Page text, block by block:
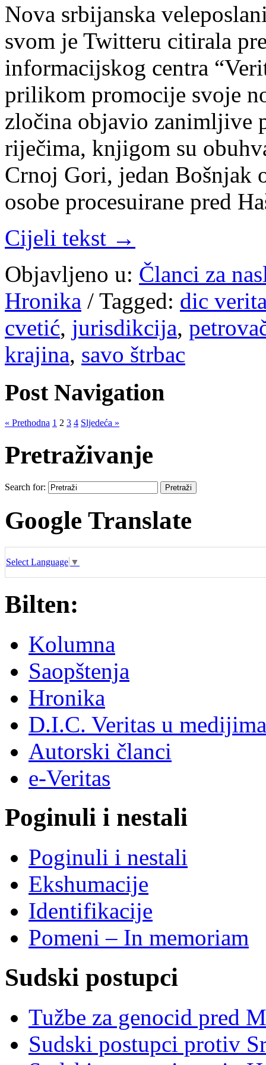
Nova srbijanska
svom je Twitteru citirala
informacijskog centra
prilikom promocije svoje
zločina objavio zanimljive
riječima, knjigom su
Crnoj Gori, jedan Bošnjak
osobe procesuirane pred
Cijeli tekst →
Objavljeno u: Članci za
Hronika / Tagged: dic
cvetić, jurisdikcija,
krajina, savo štrbac
Post Navigation
« Prethodna 1 2 3 4 Sljedeća »
Pretraživanje
Search for:
Google Translate
Select Language ▼
Bilten:
Kolumna
Saopštenja
Hronika
D.I.C. Veritas u medijima
Autorski članci
e-Veritas
Poginuli i nestali
Poginuli i nestali
Ekshumacije
Identifikacije
Pomeni – In memoriam
Sudski postupci
Tužbe za genocid pred
Sudski postupci protiv